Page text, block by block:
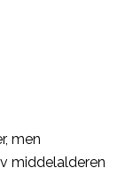
men
middelalderen